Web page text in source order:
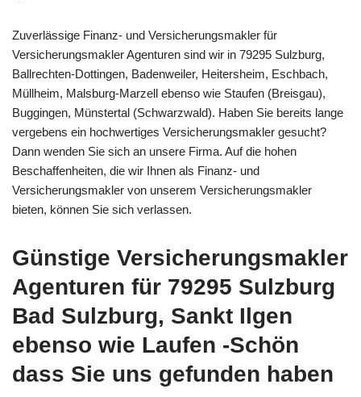
Zuverlässige Finanz- und Versicherungsmakler für
Versicherungsmakler Agenturen sind wir in 79295 Sulzburg,
Ballrechten-Dottingen, Badenweiler, Heitersheim, Eschbach,
Müllheim, Malsburg-Marzell ebenso wie Staufen (Breisgau),
Buggingen, Münstertal (Schwarzwald). Haben Sie bereits lange
vergebens ein hochwertiges Versicherungsmakler gesucht?
Dann wenden Sie sich an unsere Firma. Auf die hohen
Beschaffenheiten, die wir Ihnen als Finanz- und
Versicherungsmakler von unserem Versicherungsmakler
bieten, können Sie sich verlassen.
Günstige Versicherungsmakler
Agenturen für 79295 Sulzburg
Bad Sulzburg, Sankt Ilgen
ebenso wie Laufen -Schön
dass Sie uns gefunden haben